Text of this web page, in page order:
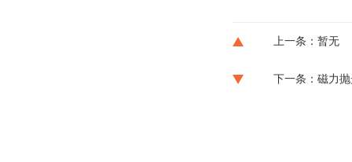
上一条：暂无
下一条：磁力